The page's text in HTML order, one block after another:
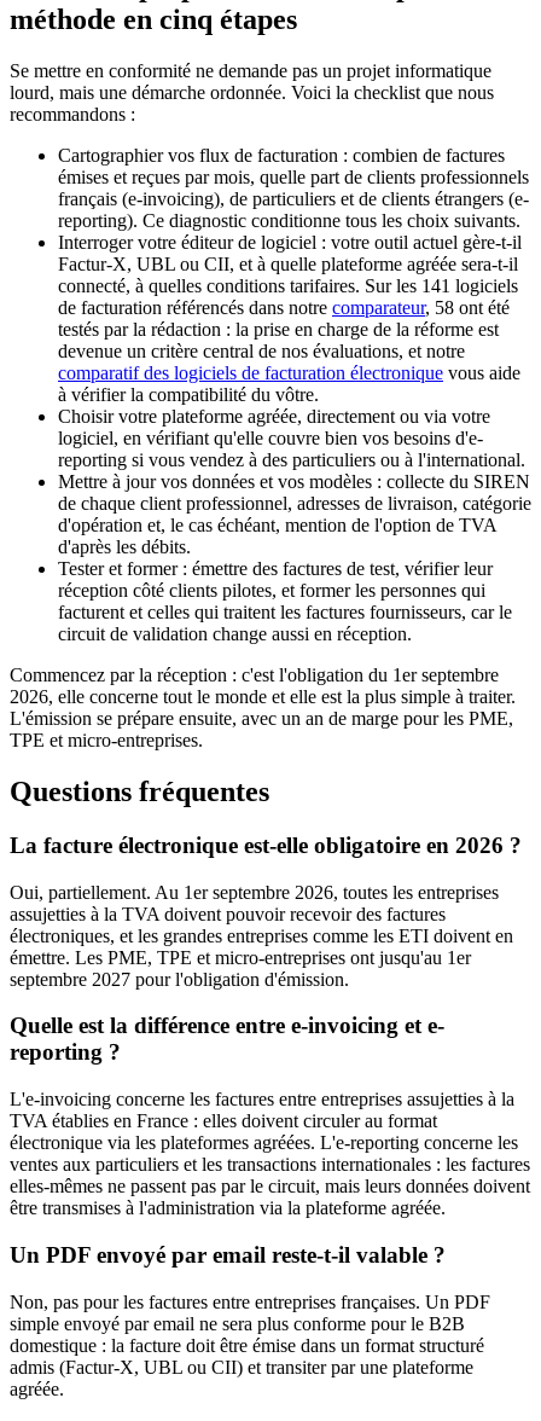
méthode en cinq étapes
Se mettre en conformité ne demande pas un projet informatique
lourd, mais une démarche ordonnée. Voici la checklist que nous
recommandons :
Cartographier vos flux de facturation : combien de factures
émises et reçues par mois, quelle part de clients professionnels
français (e-invoicing), de particuliers et de clients étrangers (e-
reporting). Ce diagnostic conditionne tous les choix suivants.
Interroger votre éditeur de logiciel : votre outil actuel gère-t-il
Factur-X, UBL ou CII, et à quelle plateforme agréée sera-t-il
connecté, à quelles conditions tarifaires. Sur les 141 logiciels
de facturation référencés dans notre comparateur, 58 ont été
testés par la rédaction : la prise en charge de la réforme est
devenue un critère central de nos évaluations, et notre
comparatif des logiciels de facturation électronique vous aide
à vérifier la compatibilité du vôtre.
Choisir votre plateforme agréée, directement ou via votre
logiciel, en vérifiant qu'elle couvre bien vos besoins d'e-
reporting si vous vendez à des particuliers ou à l'international.
Mettre à jour vos données et vos modèles : collecte du SIREN
de chaque client professionnel, adresses de livraison, catégorie
d'opération et, le cas échéant, mention de l'option de TVA
d'après les débits.
Tester et former : émettre des factures de test, vérifier leur
réception côté clients pilotes, et former les personnes qui
facturent et celles qui traitent les factures fournisseurs, car le
circuit de validation change aussi en réception.
Commencez par la réception : c'est l'obligation du 1er septembre
2026, elle concerne tout le monde et elle est la plus simple à traiter.
L'émission se prépare ensuite, avec un an de marge pour les PME,
TPE et micro-entreprises.
Questions fréquentes
La facture électronique est-elle obligatoire en 2026 ?
Oui, partiellement. Au 1er septembre 2026, toutes les entreprises
assujetties à la TVA doivent pouvoir recevoir des factures
électroniques, et les grandes entreprises comme les ETI doivent en
émettre. Les PME, TPE et micro-entreprises ont jusqu'au 1er
septembre 2027 pour l'obligation d'émission.
Quelle est la différence entre e-invoicing et e-
reporting ?
L'e-invoicing concerne les factures entre entreprises assujetties à la
TVA établies en France : elles doivent circuler au format
électronique via les plateformes agréées. L'e-reporting concerne les
ventes aux particuliers et les transactions internationales : les factures
elles-mêmes ne passent pas par le circuit, mais leurs données doivent
être transmises à l'administration via la plateforme agréée.
Un PDF envoyé par email reste-t-il valable ?
Non, pas pour les factures entre entreprises françaises. Un PDF
simple envoyé par email ne sera plus conforme pour le B2B
domestique : la facture doit être émise dans un format structuré
admis (Factur-X, UBL ou CII) et transiter par une plateforme
agréée.